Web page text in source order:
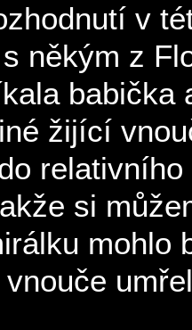
v
někým z
babička
žijící
si
mohlo